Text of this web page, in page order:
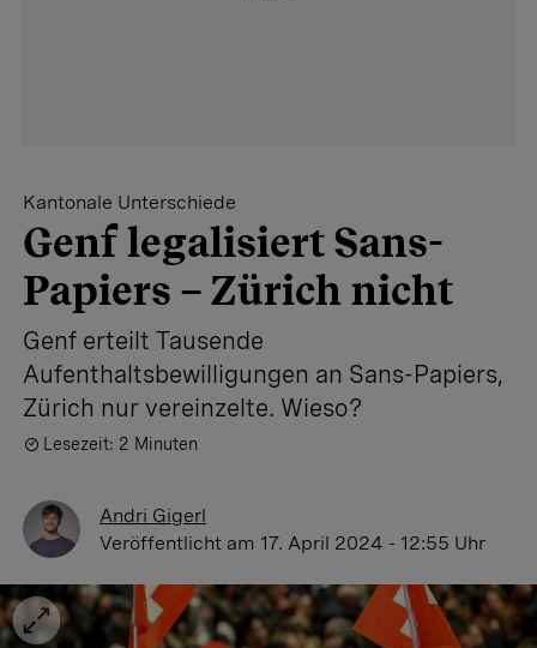
Kantonale Unterschiede
Genf legalisiert Sans-
Papiers – Zürich nicht
Genf erteilt Tausende
Aufenthaltsbewilligungen an Sans-Papiers,
Zürich nur vereinzelte. Wieso?
Lesezeit: 2 Minuten
Andri Gigerl
Veröffentlicht am 17. April 2024 - 12:55 Uhr